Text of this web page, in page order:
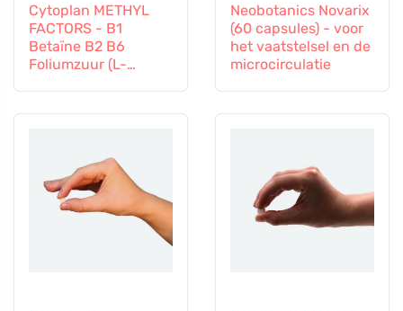
Cytoplan METHYL
FACTORS - B1
Betaïne B2 B6
Foliumzuur (L-
Neobotanics Novarix
(60 capsules) - voor
het vaatstelsel en de
microcirculatie